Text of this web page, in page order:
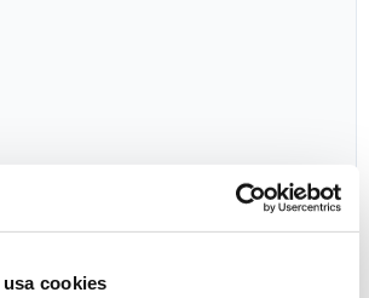
cookies
acceder, rectificar y suprimir los datos, así como otros